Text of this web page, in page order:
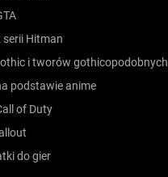
serii Hitman
i tworów gothicopodobnych
podstawie anime
of Duty
do gier